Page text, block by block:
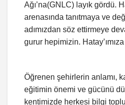
Ağı’na(GNLC) layık gördü.
arenasında tanıtmaya ve
adımızdan söz ettirmeye
gurur hepimizin.
Öğrenen şehirlerin anlamı,
eğitimin önemi ve gücünü
kentimizde herkesi bilgi